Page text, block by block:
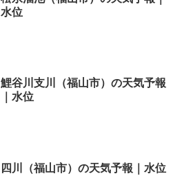
水位
鯉谷川支川（福山市）の天気予報
｜水位
四川（福山市）の天気予報｜水位